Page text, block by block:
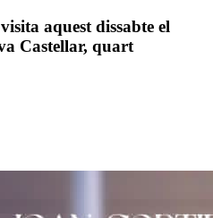
aquest dissabte el
Castellar, quart